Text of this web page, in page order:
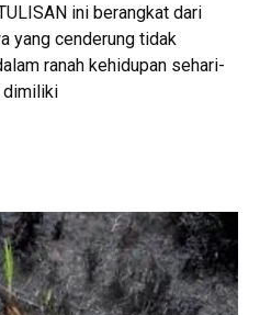
ini berangkat dari
yang cenderung tidak
ranah kehidupan sehari-
dimiliki